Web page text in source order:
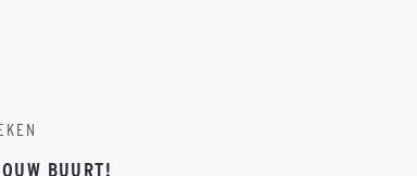
BUURT!